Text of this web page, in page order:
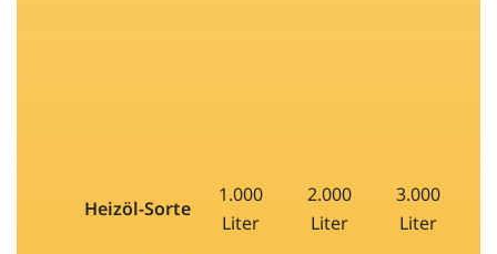
Heizöl-Sorte
1.000
Liter
2.000
Liter
3.000
Liter